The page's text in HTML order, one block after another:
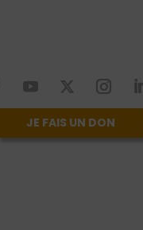
JE FAIS UN DON